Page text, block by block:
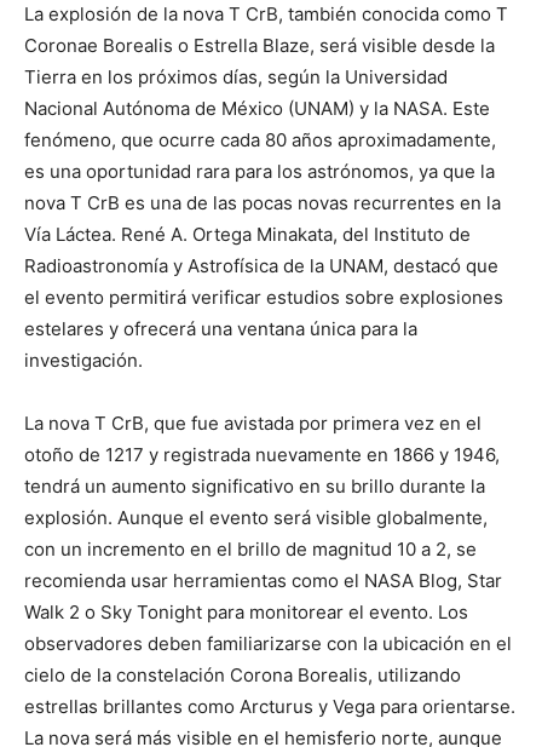
La explosión de la nova T CrB, también conocida como T
Coronae Borealis o Estrella Blaze, será visible desde la
Tierra en los próximos días, según la Universidad
Nacional Autónoma de México (UNAM) y la NASA. Este
fenómeno, que ocurre cada 80 años aproximadamente,
es una oportunidad rara para los astrónomos, ya que la
nova T CrB es una de las pocas novas recurrentes en la
Vía Láctea. René A. Ortega Minakata, del Instituto de
Radioastronomía y Astrofísica de la UNAM, destacó que
el evento permitirá verificar estudios sobre explosiones
estelares y ofrecerá una ventana única para la
investigación.
La nova T CrB, que fue avistada por primera vez en el
otoño de 1217 y registrada nuevamente en 1866 y 1946,
tendrá un aumento significativo en su brillo durante la
explosión. Aunque el evento será visible globalmente,
con un incremento en el brillo de magnitud 10 a 2, se
recomienda usar herramientas como el NASA Blog, Star
Walk 2 o Sky Tonight para monitorear el evento. Los
observadores deben familiarizarse con la ubicación en el
cielo de la constelación Corona Borealis, utilizando
estrellas brillantes como Arcturus y Vega para orientarse.
La nova será más visible en el hemisferio norte, aunque